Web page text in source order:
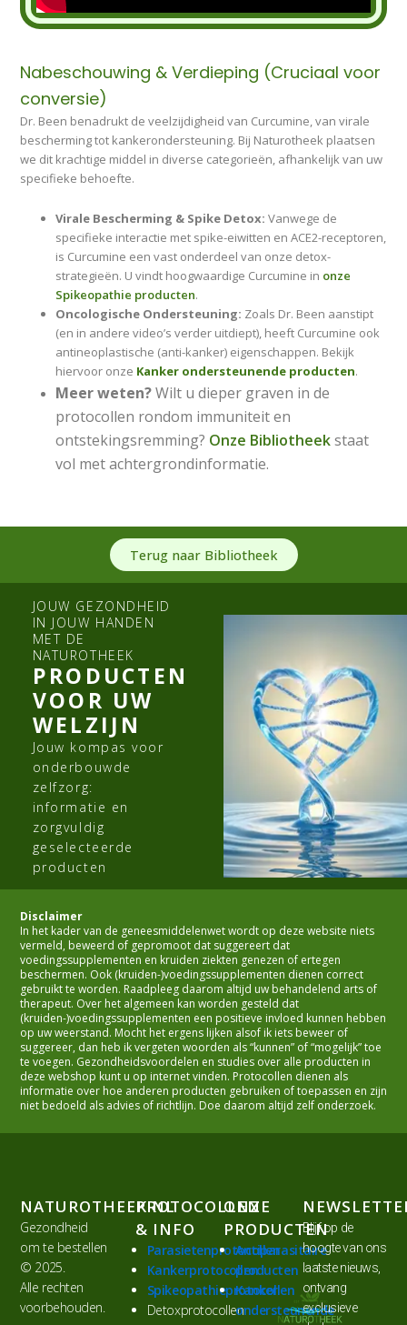
Nabeschouwing & Verdieping (Cruciaal voor
conversie)
Dr. Been benadrukt de veelzijdigheid van Curcumine, van virale
bescherming tot kankerondersteuning. Bij Naturotheek plaatsen
we dit krachtige middel in diverse categorieën, afhankelijk van uw
specifieke behoefte.
Virale Bescherming & Spike Detox: Vanwege de
specifieke interactie met spike-eiwitten en ACE2-receptoren,
is Curcumine een vast onderdeel van onze detox-
strategieën. U vindt hoogwaardige Curcumine in onze
Spikeopathie producten.
Oncologische Ondersteuning: Zoals Dr. Been aanstipt
(en in andere video’s verder uitdiept), heeft Curcumine ook
antineoplastische (anti-kanker) eigenschappen. Bekijk
hiervoor onze Kanker ondersteunende producten.
Meer weten?Wilt u dieper graven in de
protocollen rondom immuniteit en
ontstekingsremming? Onze Bibliotheekstaat
vol met achtergrondinformatie.
Terug naar Bibliotheek
JOUW GEZONDHEID
IN JOUW HANDEN
MET DE
NATUROTHEEK
PRODUCTEN
VOOR UW
WELZIJN
Jouw kompas voor
onderbouwde
zelfzorg:
informatie en
zorgvuldig
geselecteerde
producten
Disclaimer
In het kader van de geneesmiddelenwet wordt op deze website niets
vermeld, beweerd of gepromoot dat suggereert dat
voedingssupplementen en kruiden ziekten genezen of ertegen
beschermen. Ook (kruiden-)voedingssupplementen dienen correct
gebruikt te worden. Raadpleeg daarom altijd uw behandelend arts of
therapeut. Over het algemeen kan worden gesteld dat
(kruiden-)voedingssupplementen een positieve invloed kunnen hebben
op uw weerstand. Mocht het ergens lijken alsof ik iets beweer of
suggereer, dan heb ik vergeten woorden als “kunnen” of “mogelijk” toe
te voegen. Gezondheidsvoordelen en studies over alle producten in
deze webshop kunt u op internet vinden. Protocollen dienen als
informatie over hoe anderen producten gebruiken of toepassen en zijn
niet bedoeld als advies of richtlijn. Doe daarom altijd zelf onderzoek.
NATUROTHEEK.NL
Gezondheid
om te bestellen
© 2025.
Alle rechten
voorbehouden.
PROTOCOLLEN
& INFO
Parasietenprotocollen
Kankerprotocollen
Spikeopathieprotocollen
Detoxprotocollen
ONZE
PRODUCTEN
Antiparasitaire
producten
Kanker
ondersteunende
Blijf op de
hoogte van ons
laatste nieuws,
ontvang
exclusieve